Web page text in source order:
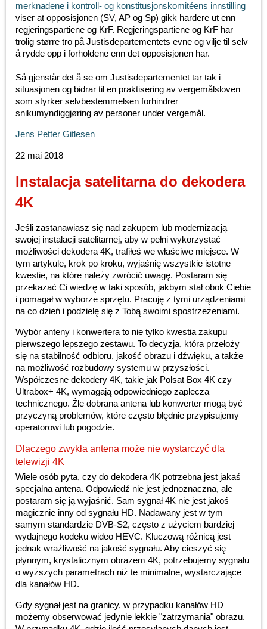
merknadene i kontroll- og konstitusjonskomitéens innstilling
viser at opposisjonen (SV, AP og Sp) gikk hardere ut enn
regjeringspartiene og KrF. Regjeringspartiene og KrF har
trolig større tro på Justisdepartementets evne og vilje til selv
å rydde opp i forholdene enn det opposisjonen har.
Så gjenstår det å se om Justisdepartementet tar tak i
situasjonen og bidrar til en praktisering av vergemålsloven
som styrker selvbestemmelsen forhindrer
snikumyndiggjøring av personer under vergemål.
Jens Petter Gitlesen
22 mai 2018
Instalacja satelitarna do dekodera
4K
Jeśli zastanawiasz się nad zakupem lub modernizacją
swojej instalacji satelitarnej, aby w pełni wykorzystać
możliwości dekodera 4K, trafiłeś we właściwe miejsce. W
tym artykule, krok po kroku, wyjaśnię wszystkie istotne
kwestie, na które należy zwrócić uwagę. Postaram się
przekazać Ci wiedzę w taki sposób, jakbym stał obok Ciebie
i pomagał w wyborze sprzętu. Pracuję z tymi urządzeniami
na co dzień i podzielę się z Tobą swoimi spostrzeżeniami.
Wybór anteny i konwertera to nie tylko kwestia zakupu
pierwszego lepszego zestawu. To decyzja, która przełoży
się na stabilność odbioru, jakość obrazu i dźwięku, a także
na możliwość rozbudowy systemu w przyszłości.
Współczesne dekodery 4K, takie jak Polsat Box 4K czy
Ultrabox+ 4K, wymagają odpowiedniego zaplecza
technicznego. Źle dobrana antena lub konwerter mogą być
przyczyną problemów, które często błędnie przypisujemy
operatorowi lub pogodzie.
Dlaczego zwykła antena może nie wystarczyć dla
telewizji 4K
Wiele osób pyta, czy do dekodera 4K potrzebna jest jakaś
specjalna antena. Odpowiedź nie jest jednoznaczna, ale
postaram się ją wyjaśnić. Sam sygnał 4K nie jest jakoś
magicznie inny od sygnału HD. Nadawany jest w tym
samym standardzie DVB-S2, często z użyciem bardziej
wydajnego kodeku wideo HEVC. Kluczową różnicą jest
jednak wrażliwość na jakość sygnału. Aby cieszyć się
płynnym, krystalicznym obrazem 4K, potrzebujemy sygnału
o wyższych parametrach niż te minimalne, wystarczające
dla kanałów HD.
Gdy sygnał jest na granicy, w przypadku kanałów HD
możemy obserwować jedynie lekkie "zatrzymania" obrazu.